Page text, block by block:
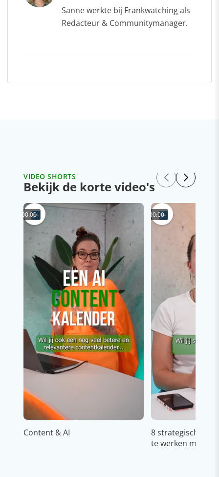
Sanne werkte bij Frankwatching als
Redacteur & Communitymanager.
VIDEO SHORTS
Bekijk de korte video's
00:00
Content & AI
00:00
8 strategische
te werken met